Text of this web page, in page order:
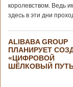
королевством. Ведь
здесь в эти дни
ALIBABA GROUP
ПЛАНИРУЕТ
«ЦИФРОВОЙ
ШЁЛКОВЫЙ